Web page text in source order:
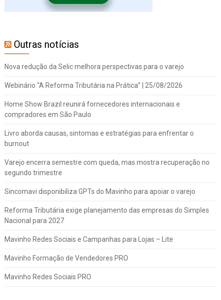
Outras notícias
Nova redução da Selic melhora perspectivas para o varejo
Webinário “A Reforma Tributária na Prática” | 25/08/2026
Home Show Brazil reunirá fornecedores internacionais e
compradores em São Paulo
Livro aborda causas, sintomas e estratégias para enfrentar o
burnout
Varejo encerra semestre com queda, mas mostra recuperação no
segundo trimestre
Sincomavi disponibiliza GPTs do Mavinho para apoiar o varejo
Reforma Tributária exige planejamento das empresas do Simples
Nacional para 2027
Mavinho Redes Sociais e Campanhas para Lojas – Lite
Mavinho Formação de Vendedores PRO
Mavinho Redes Sociais PRO